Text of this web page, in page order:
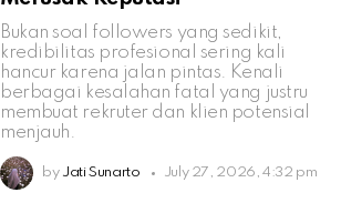
Bukan soal followers yang sedikit,
kredibilitas profesional sering kali
hancur karena jalan pintas. Kenali
berbagai kesalahan fatal yang justru
membuat rekruter dan klien potensial
menjauh.
by Jati Sunarto July 27, 2026, 4:32 pm